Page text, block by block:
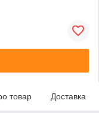
товар Доставка